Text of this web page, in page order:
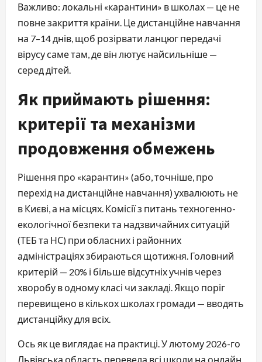
Важливо: локальні «карантини» в школах — це не
повне закриття країни. Це дистанційне навчання
на 7–14 днів, щоб розірвати ланцюг передачі
вірусу саме там, де він лютує найсильніше —
серед дітей.
Як приймають рішення:
критерії та механізми
продовження обмежень
Рішення про «карантин» (або, точніше, про
перехід на дистанційне навчання) ухвалюють не
в Києві, а на місцях. Комісії з питань техногенно-
екологічної безпеки та надзвичайних ситуацій
(ТЕБ та НС) при обласних і районних
адміністраціях збираються щотижня. Головний
критерій — 20% і більше відсутніх учнів через
хворобу в одному класі чи закладі. Якщо поріг
перевищено в кількох школах громади — вводять
дистанційку для всіх.
Ось як це виглядає на практиці. У лютому 2026-го
Львівська область перевела всі школи на онлайн